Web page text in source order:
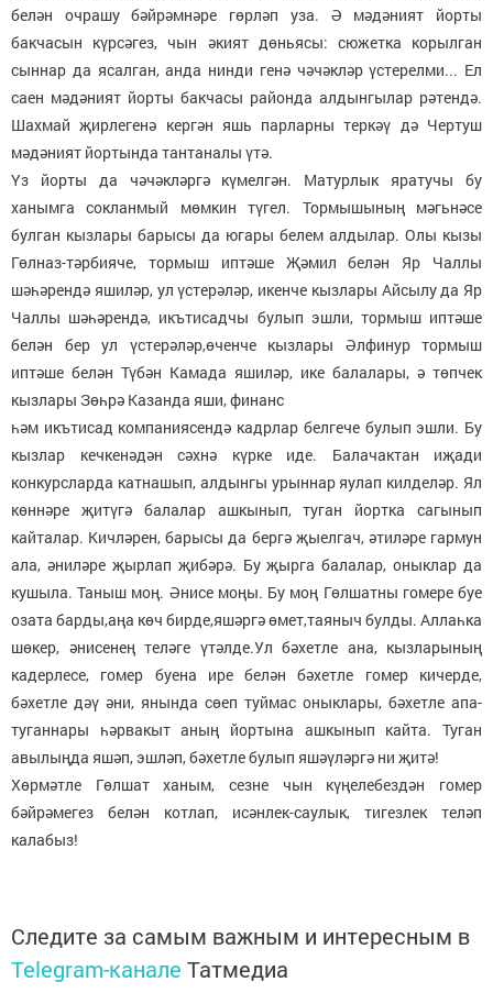
белән очрашу бәйрәмнәре гөрләп уза. Ә мәдәният йорты
бакчасын күрсәгез, чын әкият дөньясы: сюжетка корылган
сыннар да ясалган, анда нинди генә чәчәкләр үстерелми... Ел
саен мәдәният йорты бакчасы районда алдынгылар рәтендә.
Шахмай җирлегенә кергән яшь парларны теркәү дә Чертуш
мәдәният йортында тантаналы үтә.
Үз йорты да чәчәкләргә күмелгән. Матурлык яратучы бу
ханымга сокланмый мөмкин түгел. Тормышының мәгьнәсе
булган кызлары барысы да югары белем алдылар. Олы кызы
Гөлназ-тәрбияче, тормыш иптәше Җәмил белән Яр Чаллы
шәһәрендә яшиләр, ул үстерәләр, икенче кызлары Айсылу да Яр
Чаллы шәһәрендә, икътисадчы булып эшли, тормыш иптәше
белән бер ул үстерәләр,өченче кызлары Әлфинур тормыш
иптәше белән Түбән Камада яшиләр, ике балалары, ә төпчек
кызлары Зөһрә Казанда яши, финанс
һәм икътисад компаниясендә кадрлар белгече булып эшли. Бу
кызлар кечкенәдән сәхнә күрке иде. Балачактан иҗади
конкурсларда катнашып, алдынгы урыннар яулап килделәр. Ял
көннәре җитүгә балалар ашкынып, туган йортка сагынып
кайталар. Кичләрен, барысы да бергә җыелгач, әтиләре гармун
ала, әниләре җырлап җибәрә. Бу җырга балалар, оныклар да
кушыла. Таныш моң. Әнисе моңы. Бу моң Гөлшатны гомере буе
озата барды,аңа көч бирде,яшәргә өмет,таяныч булды. Аллаһка
шөкер, әнисенең теләге үтәлде.Ул бәхетле ана, кызларының
кадерлесе, гомер буена ире белән бәхетле гомер кичерде,
бәхетле дәү әни, янында сөеп туймас оныклары, бәхетле апа-
туганнары һәрвакыт аның йортына ашкынып кайта. Туган
авылыңда яшәп, эшләп, бәхетле булып яшәүләргә ни җитә!
Хөрмәтле Гөлшат ханым, сезне чын күңелебездән гомер
бәйрәмегез белән котлап, исәнлек-саулык, тигезлек теләп
калабыз!
Следите за самым важным и интересным в
Telegram-канале Татмедиа